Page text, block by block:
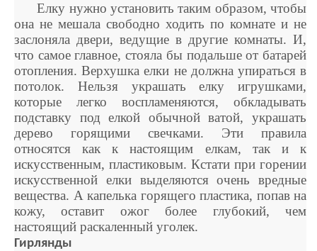
Елку нужно установить таким образом, чтобы
она не мешала свободно ходить по комнате и не
заслоняла двери, ведущие в другие комнаты. И,
что самое главное, стояла бы подальше от батарей
отопления. Верхушка елки не должна упираться в
потолок. Нельзя украшать елку игрушками,
которые легко воспламеняются, обкладывать
подставку под елкой обычной ватой, украшать
дерево горящими свечками. Эти правила
относятся как к настоящим елкам, так и к
искусственным, пластиковым. Кстати при горении
искусственной елки выделяются очень вредные
вещества. А капелька горящего пластика, попав на
кожу, оставит ожог более глубокий, чем
настоящий раскаленный уголек.
Гирлянды